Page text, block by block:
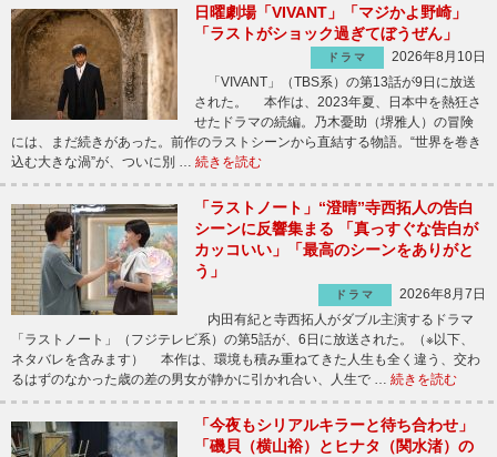
日曜劇場「VIVANT」「マジかよ野崎」
「ラストがショック過ぎてぼうぜん」
ドラマ
2026年8月10日
「VIVANT」（TBS系）の第13話が9日に放送
された。 本作は、2023年夏、日本中を熱狂さ
せたドラマの続編。乃木憂助（堺雅人）の冒険
には、まだ続きがあった。前作のラストシーンから直結する物語。“世界を巻き
込む大きな渦”が、ついに別 … 続きを読む
「ラストノート」“澄晴”寺西拓人の告白
シーンに反響集まる 「真っすぐな告白が
カッコいい」「最高のシーンをありがと
う」
ドラマ
2026年8月7日
内田有紀と寺西拓人がダブル主演するドラマ
「ラストノート」（フジテレビ系）の第5話が、6日に放送された。（※以下、
ネタバレを含みます） 本作は、環境も積み重ねてきた人生も全く違う、交わ
るはずのなかった歳の差の男女が静かに引かれ合い、人生で … 続きを読む
「今夜もシリアルキラーと待ち合わせ」
「磯貝（横山裕）とヒナタ（関水渚）の